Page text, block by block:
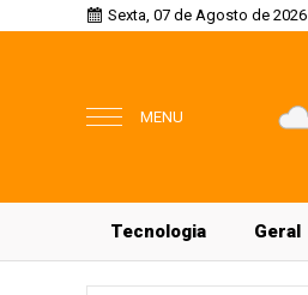
Sexta, 07 de Agosto de 2026
MENU
Tecnologia Geral